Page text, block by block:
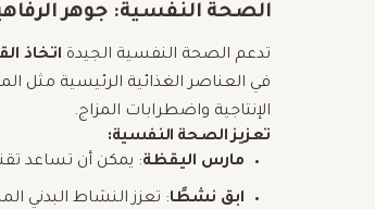
الصحة النفسية: جوهر
تدعم الصحة النفسية الجيدة اتخاذ
الإنتاجية واضطرابات المزاج.
تعزيز الصحة النفسية:
مارس اليقظة: يمكن أن تساعد
ابق نشطًا: تعزز النشاط البدني